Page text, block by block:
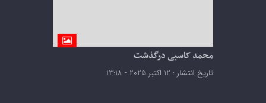
محمد کاسبی درگذشت
تاریخ انتشار : 12 اکتبر 2025 - 13:18